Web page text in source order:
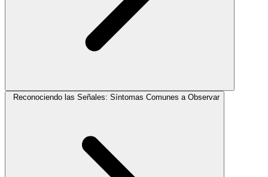
Reconociendo las Señales: Síntomas Comunes a Observar